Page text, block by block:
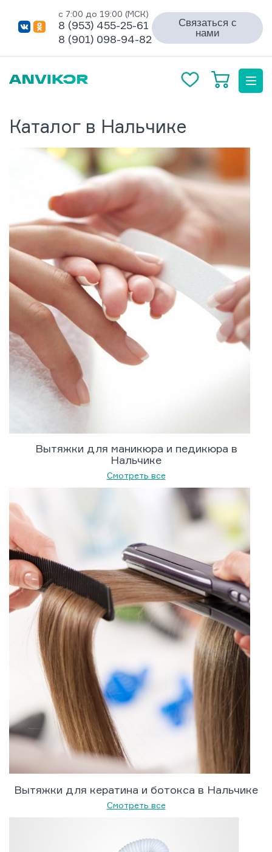
с 7:00 до 19:00 (МСК)
8 (953) 455-25-61
8 (901) 098-94-82
Связаться с
нами
Каталог в Нальчике
Вытяжки для маникюра и педикюра в
Нальчике
Смотреть все
Вытяжки для кератина и ботокса в Нальчике
Смотреть все